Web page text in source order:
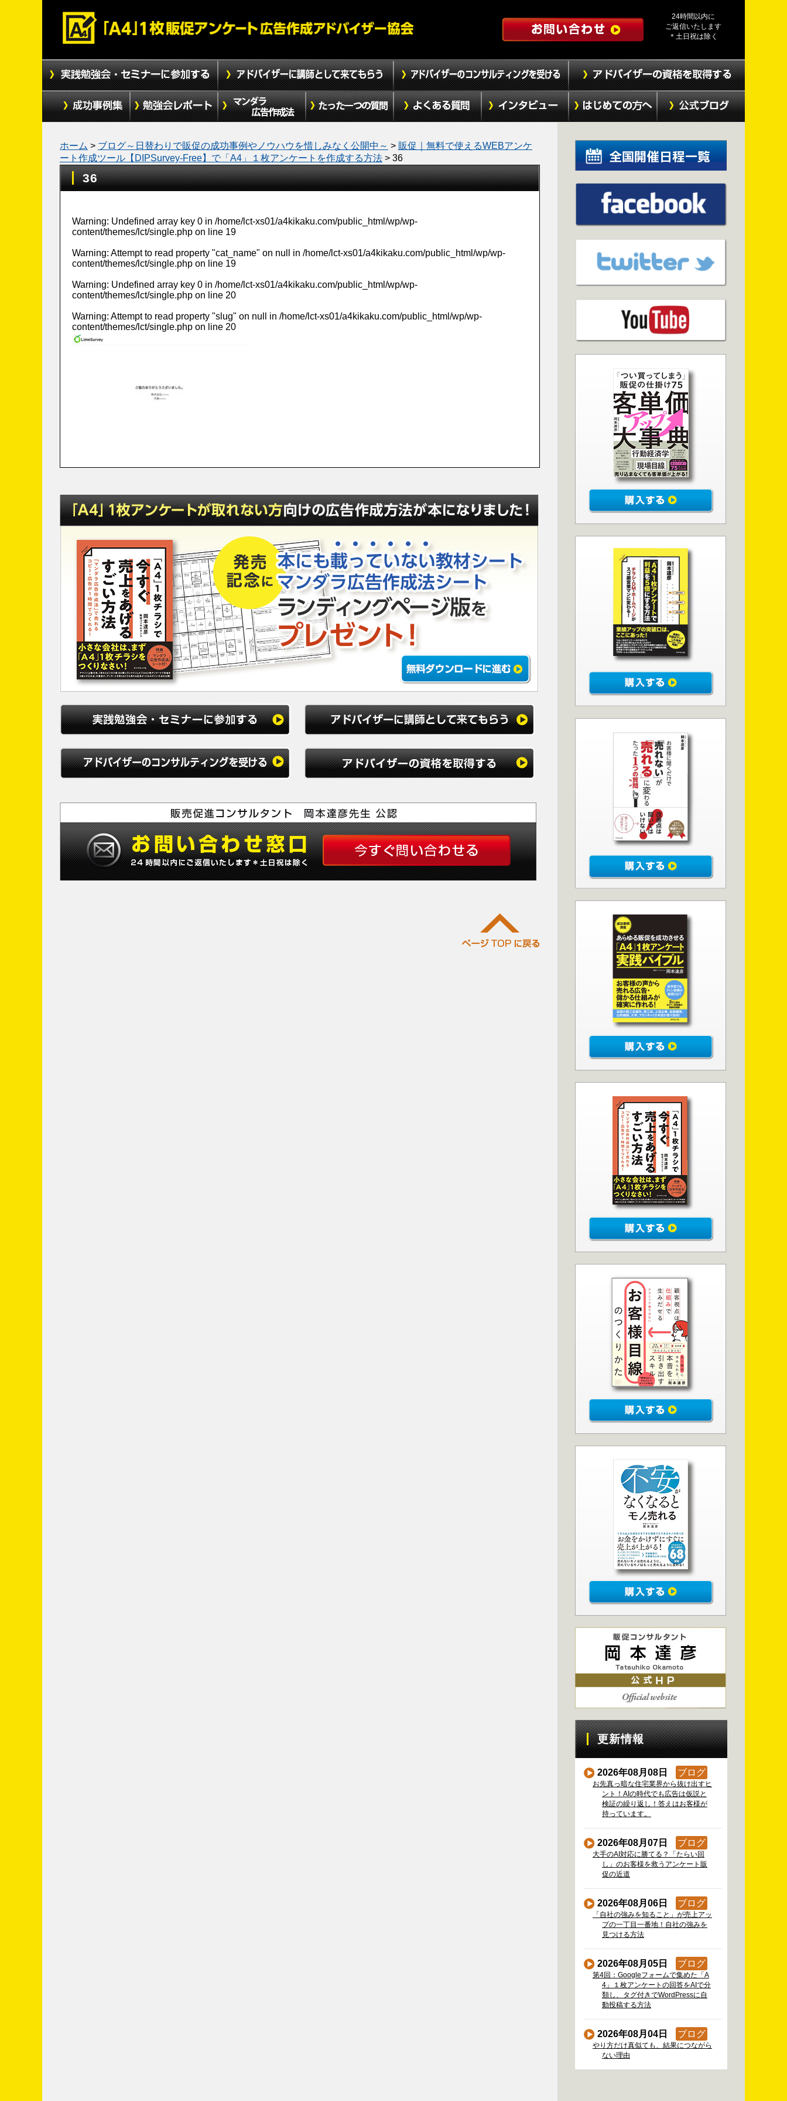
24時間以内に
ご返信いたします
＊土日祝は除く
ホーム > ブログ～日替わりで販促の成功事例やノウハウを惜しみなく公開中～ > 販促｜無料で使えるWEBアンケ
ート作成ツール【DIPSurvey-Free】で「A4」１枚アンケートを作成する方法 > 36
36
Warning: Undefined array key 0 in /home/lct-xs01/a4kikaku.com/public_html/wp/wp-
content/themes/lct/single.php on line 19
Warning: Attempt to read property "cat_name" on null in /home/lct-xs01/a4kikaku.com/public_html/wp/wp-
content/themes/lct/single.php on line 19
Warning: Undefined array key 0 in /home/lct-xs01/a4kikaku.com/public_html/wp/wp-
content/themes/lct/single.php on line 20
Warning: Attempt to read property "slug" on null in /home/lct-xs01/a4kikaku.com/public_html/wp/wp-
content/themes/lct/single.php on line 20
更新情報
2026年08月08日 ブログ
お先真っ暗な住宅業界から抜け出すヒ
ント！AIの時代でも広告は仮説と
検証の繰り返し！答えはお客様が
持っています。
2026年08月07日 ブログ
大手のAI対応に勝てる？「たらい回
し」のお客様を救うアンケート販
促の近道
2026年08月06日 ブログ
「自社の強みを知ること」が売上アッ
プの一丁目一番地！自社の強みを
見つける方法
2026年08月05日 ブログ
第4回：Googleフォームで集めた「A
4」１枚アンケートの回答をAIで分
類し、タグ付きでWordPressに自
動投稿する方法
2026年08月04日 ブログ
やり方だけ真似ても、結果につながら
ない理由